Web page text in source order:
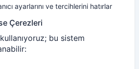
ayarlarını ve tercihlerini hatırlar
Çerezleri
bu sistem